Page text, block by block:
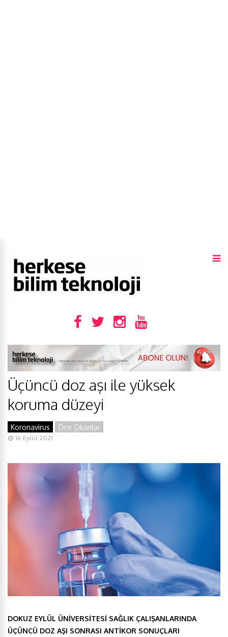
Üçüncü doz aşı ile yüksek
koruma düzeyi
Koronavirus Öne Çıkanlar
16 Eylül 2021
DOKUZ EYLÜL ÜNİVERSİTESİ SAĞLIK ÇALIŞANLARINDA
ÜÇÜNCÜ DOZ AŞI SONRASI ANTİKOR SONUÇLARI